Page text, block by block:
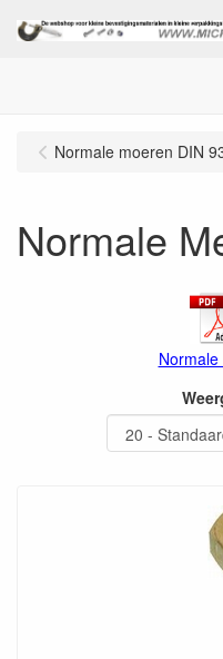
Normale moeren DIN
Normale